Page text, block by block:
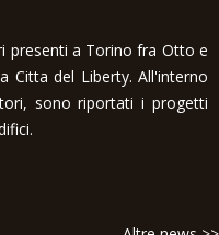
presenti a Torino fra Otto e
Citta del Liberty. All'interno
sono riportati i progetti